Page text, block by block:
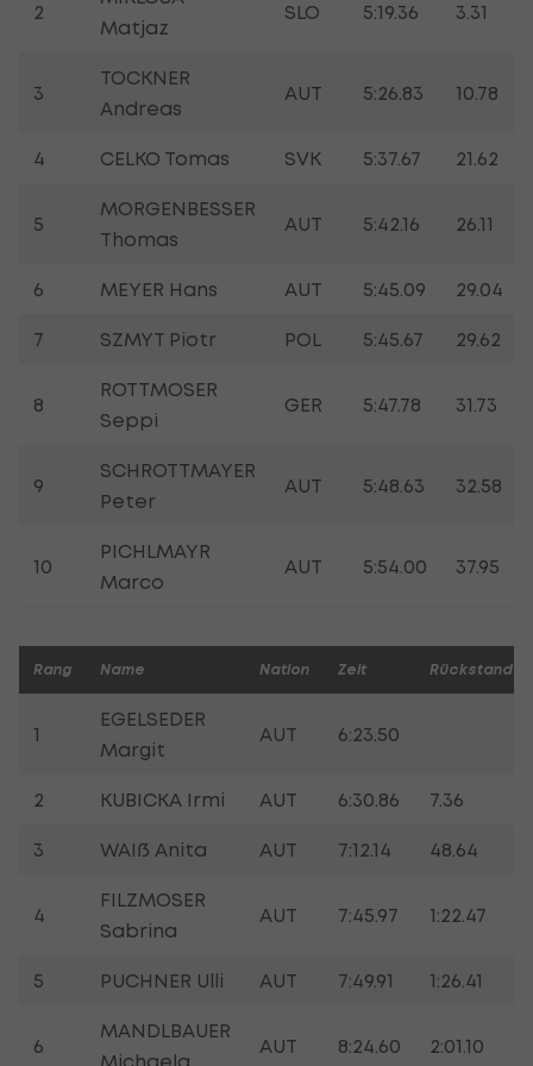
2
Matjaz
SLO 5:19.36 3.31
3
TOCKNER
Andreas
AUT 5:26.83 10.78
4 CELKO Tomas SVK 5:37.67 21.62
5
MORGENBESSER
Thomas
AUT 5:42.16 26.11
6 MEYER Hans AUT 5:45.09 29.04
7 SZMYT Piotr POL 5:45.67 29.62
8
ROTTMOSER
Seppi
GER 5:47.78 31.73
9
SCHROTTMAYER
Peter
AUT 5:48.63 32.58
10
PICHLMAYR
Marco
AUT 5:54.00 37.95
Rang Name Nation Zeit Rückstand
1
EGELSEDER
Margit
AUT 6:23.50
2 KUBICKA Irmi AUT 6:30.86 7.36
3 WAIß Anita AUT 7:12.14 48.64
4
FILZMOSER
Sabrina
AUT 7:45.97 1:22.47
5 PUCHNER Ulli AUT 7:49.91 1:26.41
6
MANDLBAUER
Michaela
AUT 8:24.60 2:01.10